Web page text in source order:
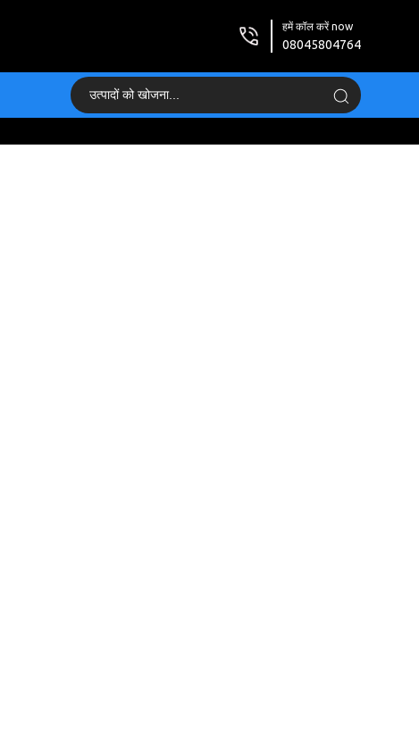
हमें कॉल करें now
08045804764